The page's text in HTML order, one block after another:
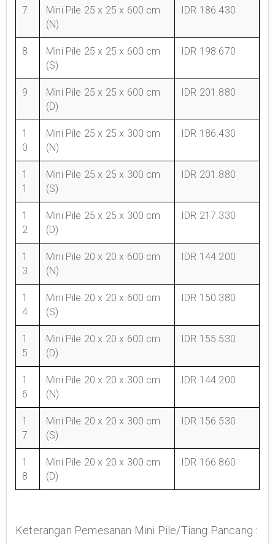
7
Mini Pile 25 x 25 x 600 cm
(N)
IDR 186.430
8
Mini Pile 25 x 25 x 600 cm
(S)
IDR 198.670
9
Mini Pile 25 x 25 x 600 cm
(D)
IDR 201.880
1
0
Mini Pile 25 x 25 x 300 cm
(N)
IDR 186.430
1
1
Mini Pile 25 x 25 x 300 cm
(S)
IDR 201.880
1
2
Mini Pile 25 x 25 x 300 cm
(D)
IDR 217.330
1
3
Mini Pile 20 x 20 x 600 cm
(N)
IDR 144.200
1
4
Mini Pile 20 x 20 x 600 cm
(S)
IDR 150.380
1
5
Mini Pile 20 x 20 x 600 cm
(D)
IDR 155.530
1
6
Mini Pile 20 x 20 x 300 cm
(N)
IDR 144.200
1
7
Mini Pile 20 x 20 x 300 cm
(S)
IDR 156.530
1
8
Mini Pile 20 x 20 x 300 cm
(D)
IDR 166.860
Keterangan Pemesanan Mini Pile/Tiang Pancang :